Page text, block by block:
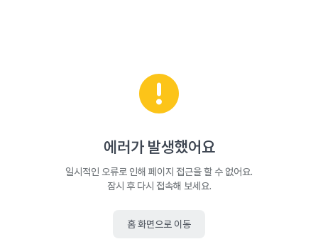
에러가 발생했어요
일시적인 오류로 인해 페이지 접근을 할 수 없어요.
잠시 후 다시 접속해 보세요.
홈 화면으로 이동